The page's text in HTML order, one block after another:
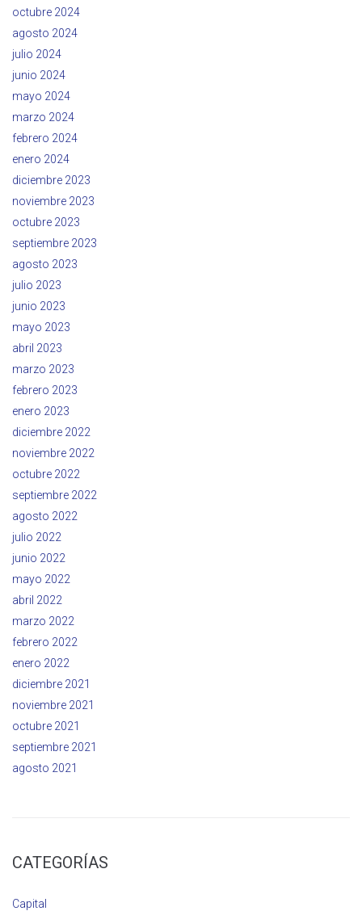
octubre 2024
agosto 2024
julio 2024
junio 2024
mayo 2024
marzo 2024
febrero 2024
enero 2024
diciembre 2023
noviembre 2023
octubre 2023
septiembre 2023
agosto 2023
julio 2023
junio 2023
mayo 2023
abril 2023
marzo 2023
febrero 2023
enero 2023
diciembre 2022
noviembre 2022
octubre 2022
septiembre 2022
agosto 2022
julio 2022
junio 2022
mayo 2022
abril 2022
marzo 2022
febrero 2022
enero 2022
diciembre 2021
noviembre 2021
octubre 2021
septiembre 2021
agosto 2021
CATEGORÍAS
Capital